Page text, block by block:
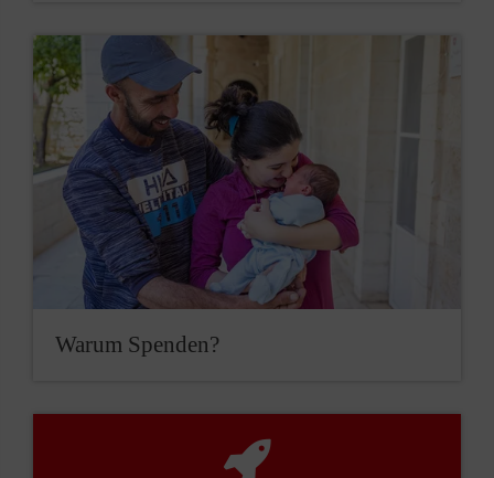
Warum Spenden?